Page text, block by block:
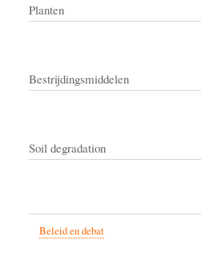
Planten
Bestrijdingsmiddelen
Soil degradation
Beleid en debat